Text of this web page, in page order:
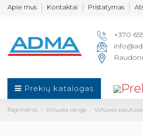
Apie mus Kontaktai Pristatymas
+370
Prekių katalogas
Pagrindinis Virtuvės įranga Virtuvės